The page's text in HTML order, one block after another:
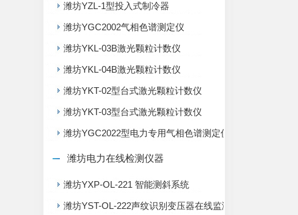
潍坊YZL-1型投入式制冷器
潍坊YGC2002气相色谱测定仪
潍坊YKL-03B激光颗粒计数仪
潍坊YKL-04B激光颗粒计数仪
潍坊YKT-02型台式激光颗粒计数仪
潍坊YKT-03型台式激光颗粒计数仪
潍坊YGC2022型电力专用气相色谱测定仪
潍坊电力在线检测仪器
潍坊YXP-OL-221 智能测斜系统
潍坊YST-OL-222声纹识别变压器在线监测系统